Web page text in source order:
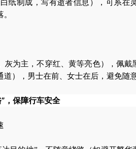
纸制成，写有逝者信息），可系在
灰为主，不穿红、黄等亮色），佩戴
），男士在前、女士在后，避免随
，保障行车安全